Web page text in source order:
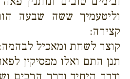
וליטעמיך ששה שבעה
קצירה:
קוצר לשחת ומאכיל לבהמה:
תנן התם ואלו מפסיקין